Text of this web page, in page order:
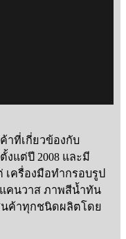
าที่เกี่ยวข้องกับ
แต่ปี 2008 และมี
ครื่องมือทำกรอบรูป
คนวาส ภาพสีน้ำทัน
นค้าทุกชนิดผลิตโดย